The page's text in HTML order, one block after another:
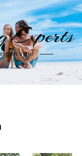
Experts
en ligne